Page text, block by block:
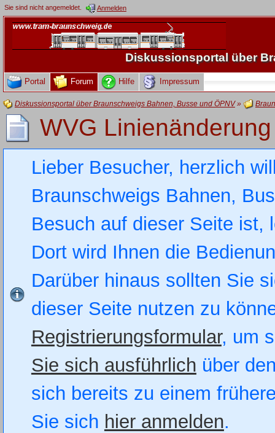
Sie sind nicht angemeldet. Anmelden
Diskussionsportal über
Portal Forum Hilfe Impressum
Diskussionsportal über Braunschweigs Bahnen, Busse und ÖPNV»
WVG Linienänderung
Lieber Besucher, herzlich
Braunschweigs Bahnen,
Besuch auf dieser Seite
Dort wird Ihnen die
Darüber hinaus sollten Sie
dieser Seite nutzen zu
Registrierungsformular, um
Sie sich ausführlich über
sich bereits zu einem
Sie sich hier anmelden.